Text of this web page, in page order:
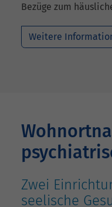
Bezüge zum
Weitere
Zwei
seelische